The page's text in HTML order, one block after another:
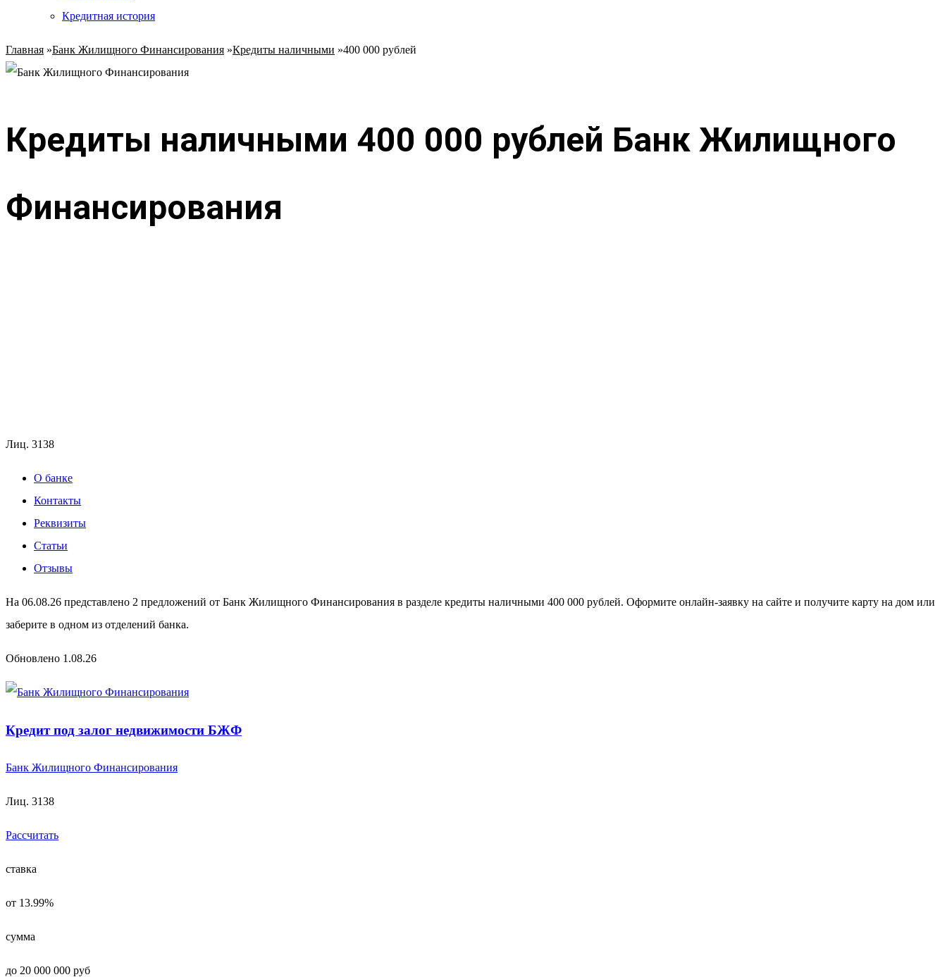
Кредитная история
Главная »Банк Жилищного Финансирования »Кредиты наличными »400 000 рублей
Кредиты наличными 400 000 рублей Банк Жилищного
Финансирования
Лиц. 3138
О банке
Контакты
Реквизиты
Статьи
Отзывы
На 06.08.26 представлено 2 предложений от Банк Жилищного Финансирования в разделе кредиты наличными 400 000 рублей. Оформите онлайн-заявку на сайте и получите карту на дом или
заберите в одном из отделений банка.
Обновлено 1.08.26
Кредит под залог недвижимости БЖФ
Банк Жилищного Финансирования
Лиц. 3138
Рассчитать
ставка
от 13.99%
сумма
до 20 000 000 руб